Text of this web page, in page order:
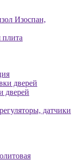
Изоспан,
дверей
датчики